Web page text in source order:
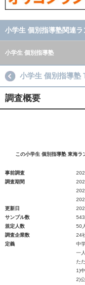
小学生 個別指導塾関連ラ
小学生 個別指導塾
小学生 個別指導塾
調査概要
この小学生 個別指導塾 東海ラ
事前調査
調査期間
更新日
サンプル数
規定人数
50
調査企業数
24
定義
中
一
た
1)
2)